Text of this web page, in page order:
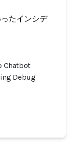
たインシデ
Chatbot
Debug